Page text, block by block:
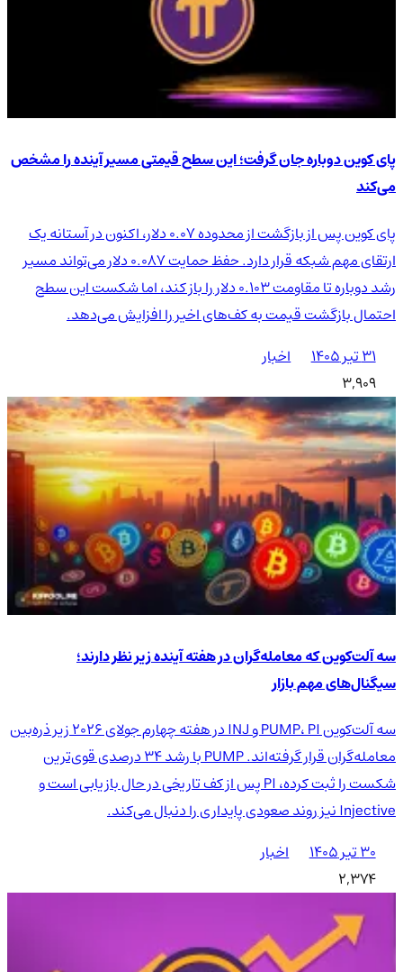
پای کوین دوباره جان گرفت؛ این سطح قیمتی مسیر آینده را مشخص
می‌کند
پای کوین پس از بازگشت از محدوده ۰.۰۷ دلار، اکنون در آستانه یک
ارتقای مهم شبکه قرار دارد. حفظ حمایت ۰.۰۸۷ دلار می‌تواند مسیر
رشد دوباره تا مقاومت ۰.۱۰۳ دلار را باز کند، اما شکست این سطح
احتمال بازگشت قیمت به کف‌های اخیر را افزایش می‌دهد.
۳۱ تیر ۱۴۰۵
اخبار
3,909
سه آلت‌کوین که معامله‌گران در هفته آینده زیر نظر دارند؛
سیگنال‌های مهم بازار
سه آلت‌کوین PUMP، PI و INJ در هفته چهارم جولای ۲۰۲۶ زیر ذره‌بین
معامله‌گران قرار گرفته‌اند. PUMP با رشد ۳۴ درصدی قوی‌ترین
شکست را ثبت کرده، PI پس از کف تاریخی در حال بازیابی است و
Injective نیز روند صعودی پایداری را دنبال می‌کند.
۳۰ تیر ۱۴۰۵
اخبار
2,374